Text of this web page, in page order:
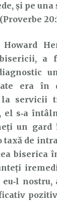
și pe
a
era în
la servicii
el s‑a
un
taxă de
biserica